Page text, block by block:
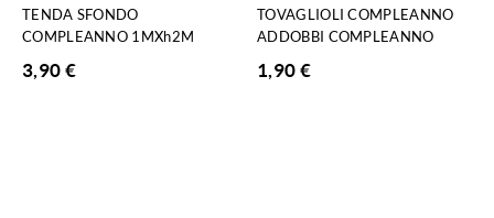
TENDA SFONDO
COMPLEANNO 1MXh2M
3,90€
TOVAGLIOLI COMPLEANNO
ADDOBBI COMPLEANNO
1,90€